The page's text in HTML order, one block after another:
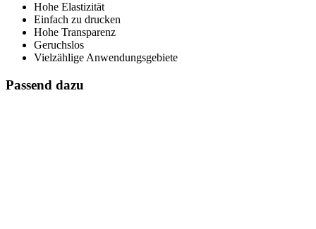
Hohe Elastizität
Einfach zu drucken
Hohe Transparenz
Geruchslos
Vielzählige Anwendungsgebiete
Passend dazu